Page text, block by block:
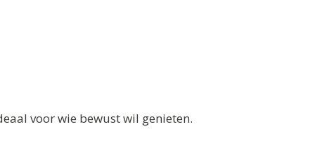
voor wie bewust wil genieten.